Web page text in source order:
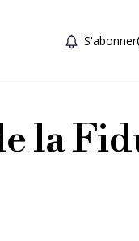
S'abonner
la